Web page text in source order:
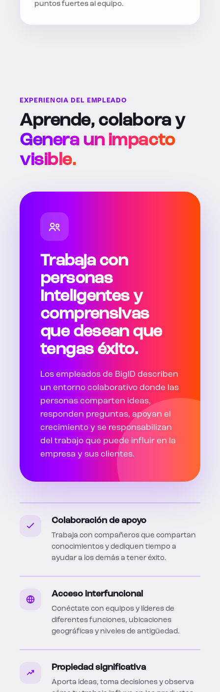
puntos fuertes al equipo.
EXPERIENCIA DEL EMPLEADO
Aprende, colabora y
Genera un impacto
visible.
Trabaja con
personas
inteligentes y
comprensivas
que desean que
tengas éxito.
Los empleados de BigID describen
un entorno colaborativo donde las
personas comparten ideas,
responden preguntas, apoyan el
crecimiento y se responsabilizan
del trabajo que puede influir en la
empresa y sus clientes.
Colaboración de apoyo
Trabaja con compañeros que compartan
conocimientos y dediquen tiempo a
ayudar a los demás a tener éxito.
Acceso interfuncional
Conéctate con equipos y líderes de
diferentes funciones, ubicaciones
geográficas y niveles de antigüedad.
Propiedad significativa
Aporta ideas, toma decisiones y observa